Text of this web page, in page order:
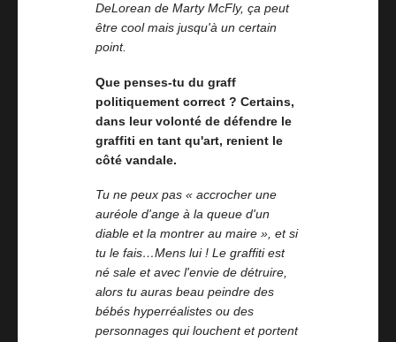
DeLorean de Marty McFly, ça peut
être cool mais jusqu'à un certain
point.
Que penses-tu du graff
politiquement correct ? Certains,
dans leur volonté de défendre le
graffiti en tant qu'art, renient le
côté vandale.
Tu ne peux pas « accrocher une
auréole d'ange à la queue d'un
diable et la montrer au maire », et si
tu le fais…Mens lui ! Le graffiti est
né sale et avec l'envie de détruire,
alors tu auras beau peindre des
bébés hyperréalistes ou des
personnages qui louchent et portent